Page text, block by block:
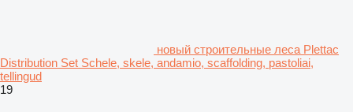
новый строительные леса Plettac
Distribution Set Schele, skele, andamio, scaffolding, pastoliai,
tellingud
19